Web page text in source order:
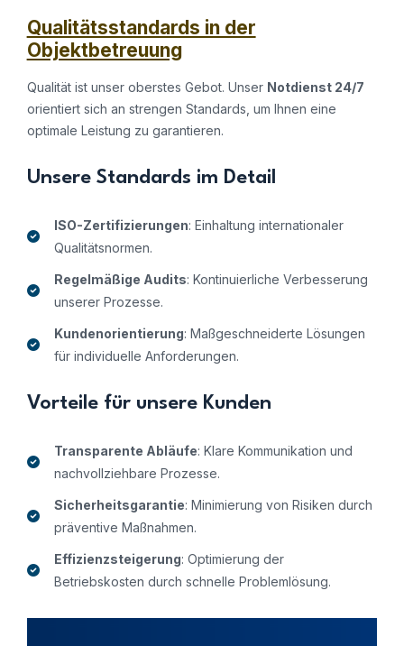
Qualitätsstandards in der
Objektbetreuung
Qualität ist unser oberstes Gebot. Unser Notdienst 24/7
orientiert sich an strengen Standards, um Ihnen eine
optimale Leistung zu garantieren.
Unsere Standards im Detail
ISO-Zertifizierungen: Einhaltung internationaler
Qualitätsnormen.
Regelmäßige Audits: Kontinuierliche Verbesserung
unserer Prozesse.
Kundenorientierung: Maßgeschneiderte Lösungen
für individuelle Anforderungen.
Vorteile für unsere Kunden
Transparente Abläufe: Klare Kommunikation und
nachvollziehbare Prozesse.
Sicherheitsgarantie: Minimierung von Risiken durch
präventive Maßnahmen.
Effizienzsteigerung: Optimierung der
Betriebskosten durch schnelle Problemlösung.